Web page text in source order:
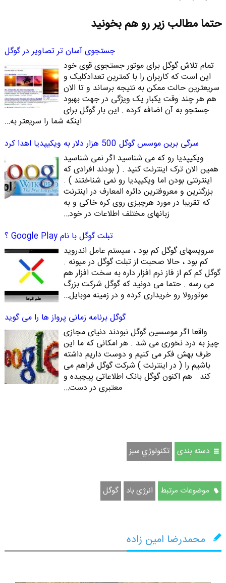
حتما مطالب زیر رو هم بخونید
جستجوی آسان تر تصاویر در گوگل
تمام تلاش گوگل برای موتور جستجوی قوی خود
این است که کاربران را با کمترین تعدادکلیک و
سریعترین حالت ممکن به نتیجه برساند و تا الان
هم هر چند وقت یکبار یک ویژگی در جهت بهبود
جستجو به آن اضافه کرده . این بار گوگل برای
اینکه شما را سریعتر به…
سرگی برین موسس گوگل 500 هزار دلار به ویکیپدیا اهدا کرد
ویکیپدیا رو که می شناسید اگر نمی شناسید
همین الان ترک اینترنت کنید . ( بودند افرادی که
اینترنتی بودن اما ویکیپدیا رو نمی شناختند ) .
بزرگترین و معروفترین دائره المعارف در اینترنت
که تقریبا در مورد هرچیزی روی کره خاکی و به
زبانهای مختلف اطلاعات در خود…
تبلت گوگل با نام Google Play ؟
سرویسهای گوگل کم بود ، سیستم عامل اندروید
کم بود ، حالا صحبت از تبلت گوگل در میونه .
گوگل کم کم از فاز نرم افزار داره به سخت افزار هم
می رسه . حتما می دونید که گوگل شرکت بزرگ
موتورولا رو خریداری کرده و در زمینه موبایل…
گوگل برنامه زمانی پرواز ها را می گوید
واقعا اگر موسسین گوگل نبودند دنیای مجازی
چیز به درد نخوری می شد . هر امکانی که ما این
طرف بهش فکر می کنیم و دوست داریم داشته
باشیم را ( در اینترنت ) شرکت گوگل فراهم می
کند . هم اکنون گوگل بانک اطلاعاتی پیچیده و
معتبری در دست…
دسته بندی تكنولوژي سبز
موضوعات مرتبط انرژی باد گوگل
محمدرضا امین زاده